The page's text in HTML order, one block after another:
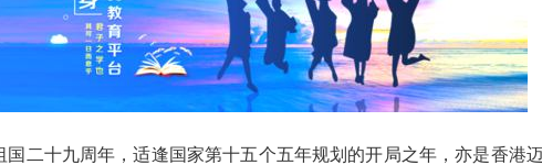
二十九周年，适逢国家第十五个五年规划的开局之年，亦是香港